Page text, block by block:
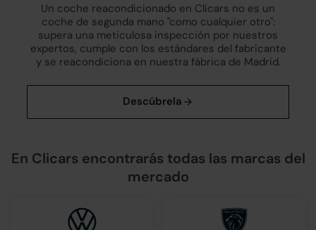
Un coche reacondicionado en Clicars no es un
coche de segunda mano "como cualquier otro":
supera una meticulosa inspección por nuestros
expertos, cumple con los estándares del fabricante
y se reacondiciona en nuestra fábrica de Madrid.
En Clicars encontrarás todas las marcas del
mercado